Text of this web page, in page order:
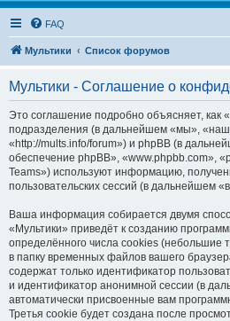
FAQ
Мультики Список форумов
Мультики - Соглашение о
Это соглашение подробно объясняет, как
подразделения (в дальнейшем «мы»,
«http://mults.info/forum») и phpBB (в
обеспечение phpBB», «www.phpbb.com»,
Teams») используют информацию,
пользовательских сессий (в дальнейшем
Ваша информация собирается двумя
«Мультики» приведёт к созданию
определённого числа cookies (небольшие
в папку временных файлов вашего
содержат только идентификатор
и идентификатор анонимной сессии (в
автоматически присвоенные вам
Третья cookie будет создана после